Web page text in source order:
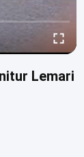
Lemari